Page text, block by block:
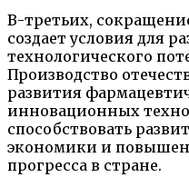
В-третьих,
создает условия для
технологического
Производство
развития
инновационных
способствовать
экономики и
прогресса в стране.